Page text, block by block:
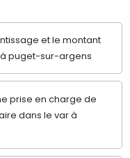
et le montant
puget-sur-argens
prise en charge de
dans le var à